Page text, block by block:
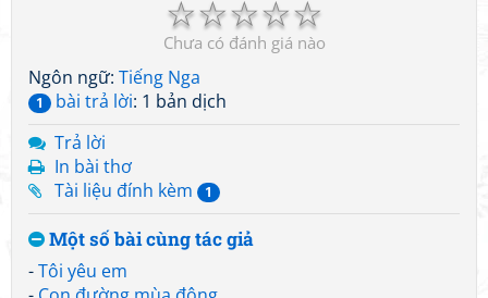
☆
☆
☆
☆
☆
Chưa có đánh giá nào
Ngôn ngữ: Tiếng Nga
1 bài trả lời: 1 bản dịch
Trả lời
In bài thơ
Tài liệu đính kèm
1
Một số bài cùng tác giả
-Tôi yêu em